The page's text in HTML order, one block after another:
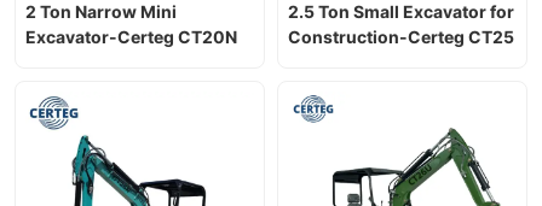
2 Ton Narrow Mini
Excavator-Certeg CT20N
2.5 Ton Small Excavator for
Construction-Certeg CT25